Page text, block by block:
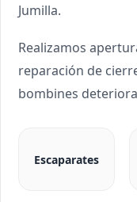
Jumilla.
Realizamos
reparación de
bombines
Escaparates